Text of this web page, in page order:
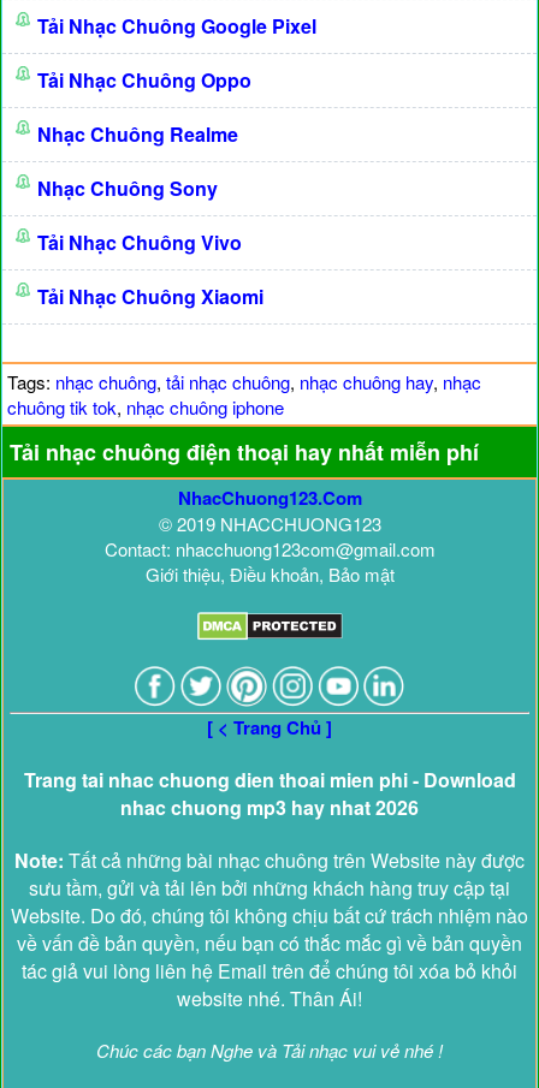
Tải Nhạc Chuông Google Pixel
Tải Nhạc Chuông Oppo
Nhạc Chuông Realme
Nhạc Chuông Sony
Tải Nhạc Chuông Vivo
Tải Nhạc Chuông Xiaomi
Tags: nhạc chuông, tải nhạc chuông, nhạc chuông hay, nhạc
chuông tik tok, nhạc chuông iphone
Tải nhạc chuông điện thoại hay nhất miễn phí
NhacChuong123.Com
© 2019 NHACCHUONG123
Contact: nhacchuong123com@gmail.com
Giới thiệu, Điều khoản, Bảo mật
[ < Trang Chủ ]
Trang tai nhac chuong dien thoai mien phi - Download
nhac chuong mp3 hay nhat 2026
Note: Tất cả những bài nhạc chuông trên Website này được
sưu tầm, gửi và tải lên bởi những khách hàng truy cập tại
Website. Do đó, chúng tôi không chịu bất cứ trách nhiệm nào
về vấn đề bản quyền, nếu bạn có thắc mắc gì về bản quyền
tác giả vui lòng liên hệ Email trên để chúng tôi xóa bỏ khỏi
website nhé. Thân Ái!
Chúc các bạn Nghe và Tải nhạc vui vẻ nhé !